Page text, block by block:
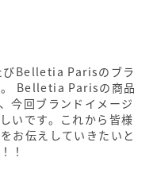
びBelletia Parisのブラ
。 Belletia Parisの商品
今回ブランドイメージ
いです。これから皆様
お伝えしていきたいと
！